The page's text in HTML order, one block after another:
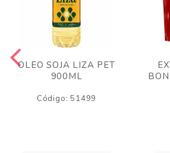
OLEO SOJA LIZA PET
900ML
Código: 51499